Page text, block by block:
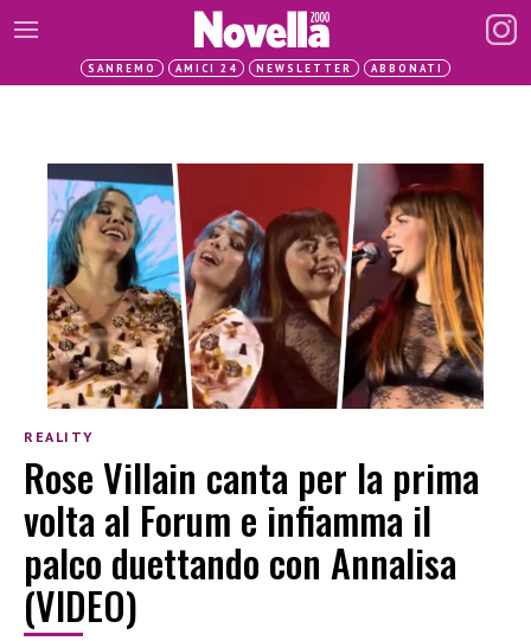
SANREMO AMICI 24 NEWSLETTER ABBONATI
REALITY
Rose Villain canta per la prima
volta al Forum e infiamma il
palco duettando con Annalisa
(VIDEO)